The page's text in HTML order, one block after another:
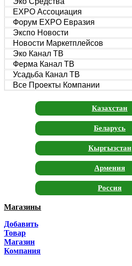
EXPO Ассоциация
Форум EXPO Евразия
Экспо Новости
Новости Маркетплейсов
Эко Канал ТВ
Ферма Канал ТВ
Усадьба Канал ТВ
Все Проекты Компании
Казахстан
Беларусь
Кыргызстан
Армения
Россия
Магазины
Добавить
Товар
Магазин
Компания